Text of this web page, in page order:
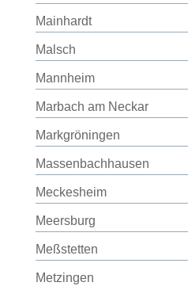
Mainhardt
Malsch
Mannheim
Marbach am Neckar
Markgröningen
Massenbachhausen
Meckesheim
Meersburg
Meßstetten
Metzingen